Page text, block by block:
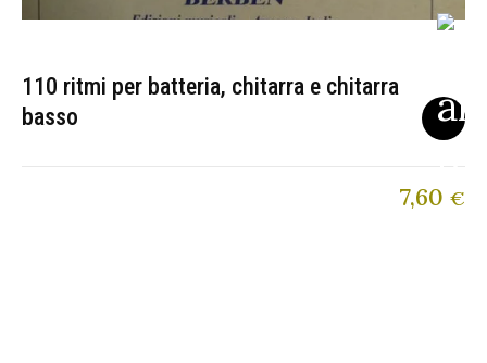
110 ritmi per batteria, chitarra e chitarra
basso
7,60 €